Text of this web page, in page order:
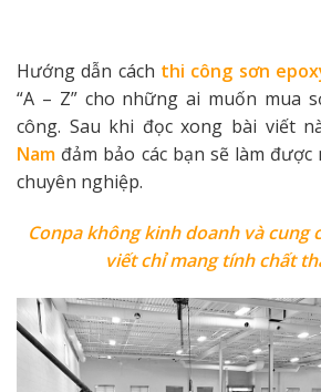
Hướng dẫn cách thi công sơn
“A – Z” cho những ai muốn mua
công. Sau khi đọc xong bài viết
Nam đảm bảo các bạn sẽ làm
chuyên nghiệp.
Conpa không kinh doanh và cung
viết chỉ mang tính chất